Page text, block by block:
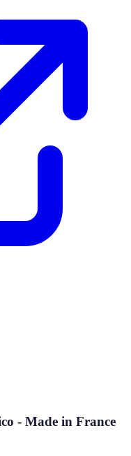
- Made in France